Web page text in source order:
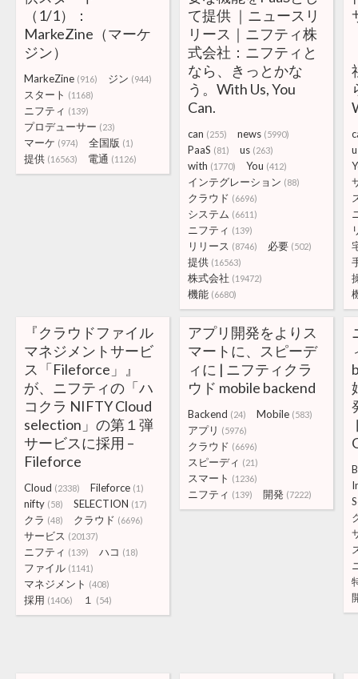
（1/1）：
MarkeZine（マーケ
ジン）
MarkeZine (916) ジン (944)
スタート (1168)
ニフティ (139)
プロデューサー (23)
マーケ (974) 全国版 (1)
提供 (16563) 電通 (1126)
て提供 ｜ニュースリ
リース｜ニフティ株
式会社：ニフティと
なら、きっとかな
う。With Us, You
Can.
can (255) news (5990)
PaaS (81) us (263)
with (1770) You (412)
インテグレーション (88)
クラウド (6696)
システム (6611)
ニフティ (139)
リリース (8746) 必要 (502)
提供 (16563)
株式会社 (19472)
機能 (6680)
『クラウドファイル
マネジメントサービ
ス「Fileforce」』
が、ニフティの「ハ
コクラ NIFTY Cloud
selection」の第１弾
サービスに採用 –
Fileforce
Cloud (2338) Fileforce (1)
nifty (58) SELECTION (17)
クラ (48) クラウド (6696)
サービス (20137)
ニフティ (139) ハコ (18)
ファイル (1141)
マネジメント (408)
採用 (1406) １ (54)
アプリ開発をよりス
マートに、スピーデ
ィに | ニフティクラ
ウド mobile backend
Backend (24) Mobile (583)
アプリ (5976)
クラウド (6696)
スピーディ (21)
スマート (1236)
ニフティ (139) 開発 (7222)